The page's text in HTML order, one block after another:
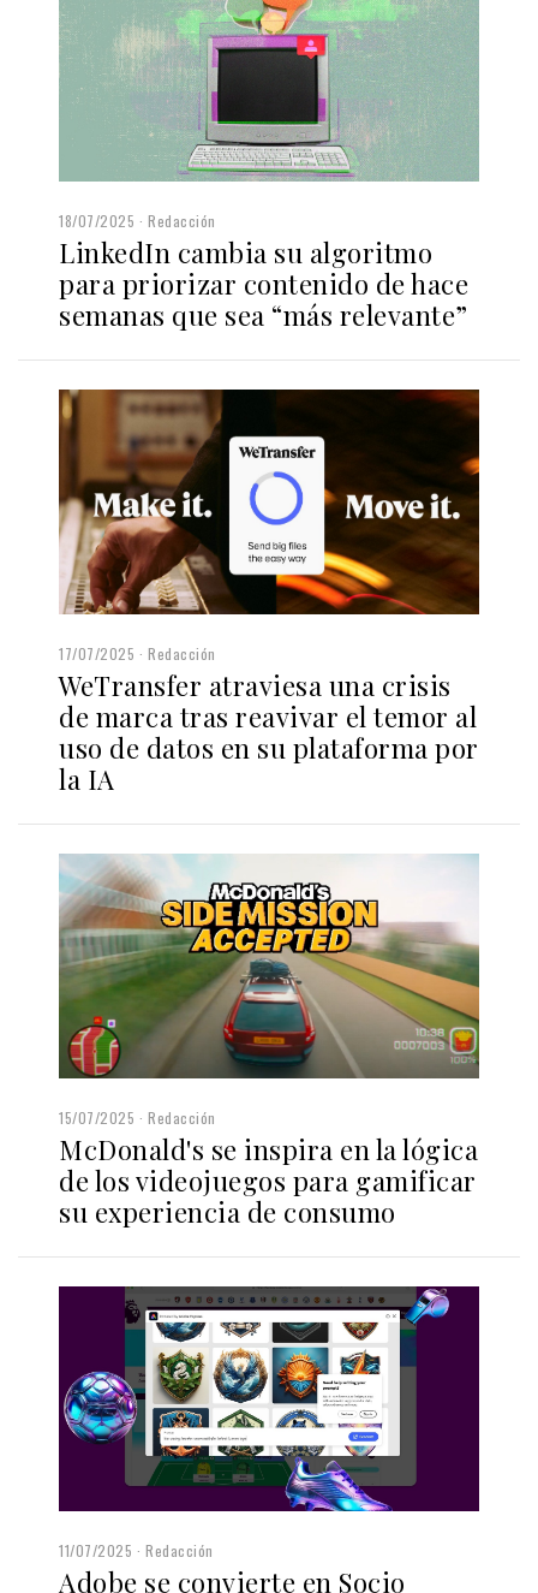
18/07/2025 Redacción
LinkedIn cambia su algoritmo
para priorizar contenido de hace
semanas que sea “más relevante”
17/07/2025 Redacción
WeTransfer atraviesa una crisis
de marca tras reavivar el temor al
uso de datos en su plataforma por
la IA
15/07/2025 Redacción
McDonald's se inspira en la lógica
de los videojuegos para gamificar
su experiencia de consumo
11/07/2025 Redacción
Adobe se convierte en Socio